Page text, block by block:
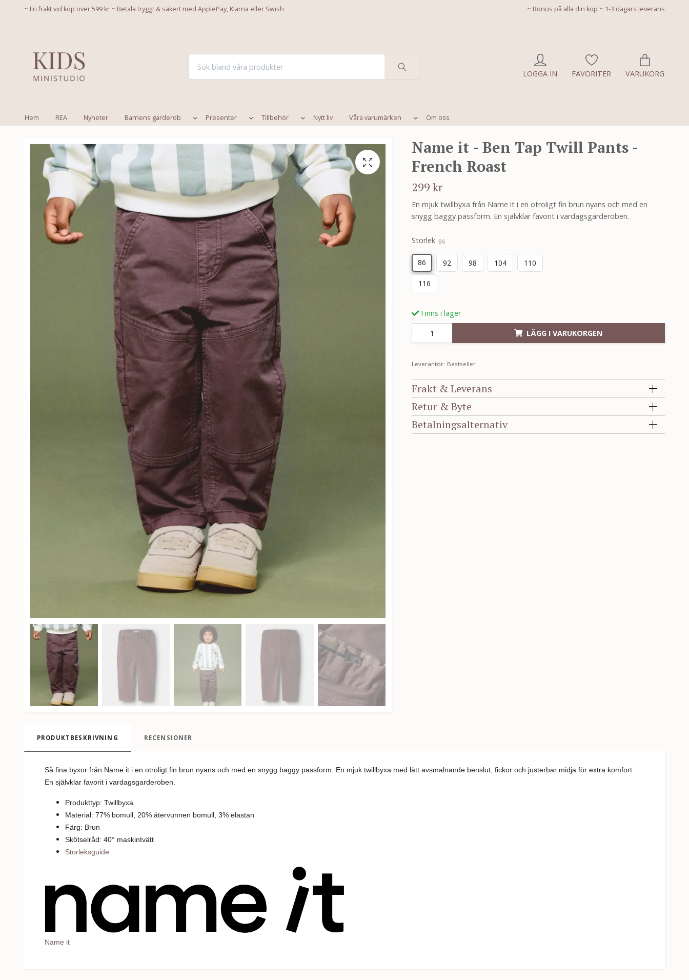
~ Fri frakt vid köp över 599 kr ~ Betala tryggt & säkert med ApplePay, Klarna eller Swish ~ Bonus på alla din köp ~ 1-3 dagars leverans
LOGGA IN FAVORITER VARUKORG
Hem REA Nyheter Barnens garderob Presenter Tillbehör Nytt liv Våra varumärken Om oss
Name it - Ben Tap Twill Pants -
French Roast
299 kr
En mjuk twillbyxa från Name it i en otroligt fin brun nyans och med en
snygg baggy passform. En självklar favorit i vardagsgarderoben.
Storlek 86
86 92 98 104 110
116
Finns i lager
LÄGG I VARUKORGEN
Leverantör: Bestseller
Frakt & Leverans
Retur & Byte
Betalningsalternativ
PRODUKTBESKRIVNING RECENSIONER
Så fina byxor från Name it i en otroligt fin brun nyans och med en snygg baggy passform. En mjuk twillbyxa med lätt avsmalnande benslut, fickor och justerbar midja för extra komfort.
En självklar favorit i vardagsgarderoben.
Produkttyp: Twillbyxa
Material: 77% bomull, 20% återvunnen bomull, 3% elastan
Färg: Brun
Skötselråd: 40° maskintvätt
Storleksguide
Name it